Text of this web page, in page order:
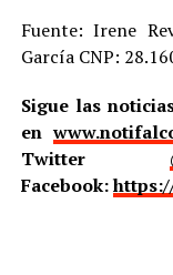
Fuente: Irene
García CNP:
Sigue las
en
Twitter
Facebook: